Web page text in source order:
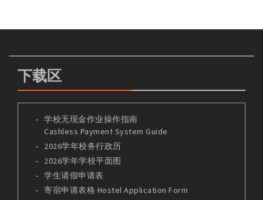
下载区
学校无现金作业操作指南
Cashless Payment System Guide
2026学年校务行政历
2026学年学校平面图
学生请假申请表
寄宿申请表格 Hostel Application Form